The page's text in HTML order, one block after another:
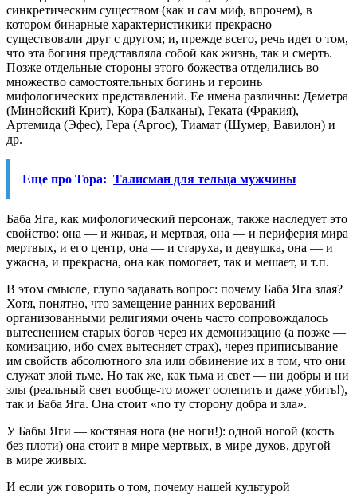
синкретическим существом (как и сам миф, впрочем), в
котором бинарные характеристикики прекрасно
существовали друг с другом; и, прежде всего, речь идет о том,
что эта богиня представляла собой как жизнь, так и смерть.
Позже отдельные стороны этого божества отделились во
множество самостоятельных богинь и героинь
мифологических представлений. Ее имена различны: Деметра
(Минойский Крит), Кора (Балканы), Геката (Фракия),
Артемида (Эфес), Гера (Аргос), Тиамат (Шумер, Вавилон) и
др.
Еще про Тора: Талисман для тельца мужчины
Баба Яга, как мифологический персонаж, также наследует это
свойство: она — и живая, и мертвая, она — и периферия мира
мертвых, и его центр, она — и старуха, и девушка, она — и
ужасна, и прекрасна, она как помогает, так и мешает, и т.п.
В этом смысле, глупо задавать вопрос: почему Баба Яга злая?
Хотя, понятно, что замещение ранних верований
организованными религиями очень часто сопровождалось
вытеснением старых богов через их демонизацию (а позже —
комизацию, ибо смех вытесняет страх), через приписывание
им свойств абсолютного зла или обвинение их в том, что они
служат злой тьме. Но так же, как тьма и свет — ни добры и ни
злы (реальный свет вообще-то может ослепить и даже убить!),
так и Баба Яга. Она стоит «по ту сторону добра и зла».
У Бабы Яги — костяная нога (не ноги!): одной ногой (кость
без плоти) она стоит в мире мертвых, в мире духов, другой —
в мире живых.
И если уж говорить о том, почему нашей культурой